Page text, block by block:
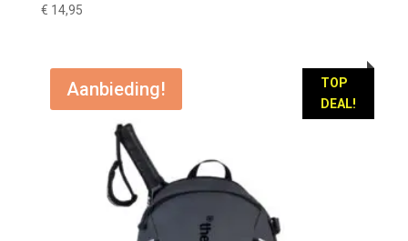
€ 14,95
TOP
DEAL!
Aanbieding!